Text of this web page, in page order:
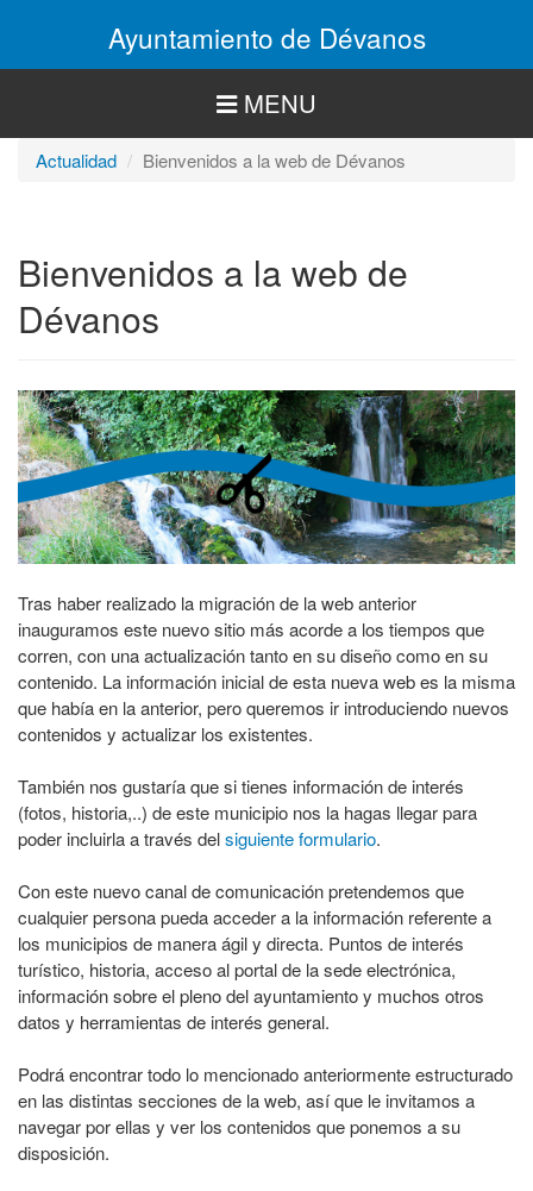
Ayuntamiento de Dévanos
MENU
Actualidad Bienvenidos a la web de Dévanos
Bienvenidos a la web de
Dévanos
Tras haber realizado la migración de la web anterior
inauguramos este nuevo sitio más acorde a los tiempos que
corren, con una actualización tanto en su diseño como en su
contenido. La información inicial de esta nueva web es la misma
que había en la anterior, pero queremos ir introduciendo nuevos
contenidos y actualizar los existentes.
También nos gustaría que si tienes información de interés
(fotos, historia,..) de este municipio nos la hagas llegar para
poder incluirla a través delsiguiente formulario.
Con este nuevo canal de comunicación pretendemos que
cualquier persona pueda acceder a la información referente a
los municipios de manera ágil y directa. Puntos de interés
turístico, historia, acceso al portal de la sede electrónica,
información sobre el pleno del ayuntamiento y muchos otros
datos y herramientas de interés general.
Podrá encontrar todo lo mencionado anteriormente estructurado
en las distintas secciones de la web, así que le invitamos a
navegar por ellas y ver los contenidos que ponemos a su
disposición.